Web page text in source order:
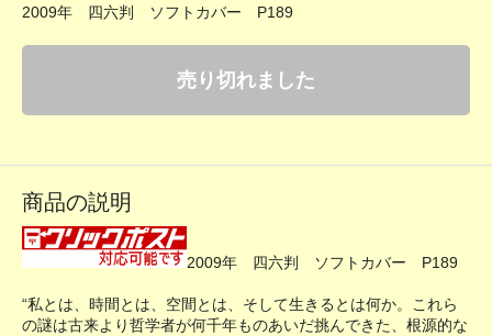
2009年 四六判 ソフトカバー P189
売り切れました
商品の説明
2009年 四六判 ソフトカバー P189
“私とは、時間とは、空間とは、そして生きるとは何か。これら
の謎は古来より哲学者が何千年ものあいだ挑んできた、根源的な